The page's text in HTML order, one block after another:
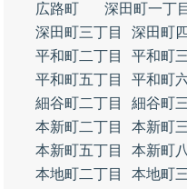
広路町
深田町一丁目
深田町三丁目
深田町
平和町二丁目
平和町
平和町五丁目
平和町
細谷町二丁目
細谷町
本新町二丁目
本新町
本新町五丁目
本新町
本地町二丁目
本地町